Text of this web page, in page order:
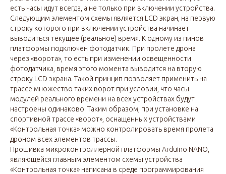
есть часы идут всегда, а не только при включении устройства.
Следующим элементом схемы является LCD экран, на первую
строку которого при включении устройства начинает
выводиться текущее (реальное) время. К одному из пинов
платформы подключен фотодатчик. При пролете дрона
через «ворота», то есть при изменении освещенности
фотодатчика, время этого момента выводится на вторую
строку LCD экрана. Такой принцип позволяет применить на
трассе множество таких ворот при условии, что часы
модулей реального времени на всех устройствах будут
настроены одинаково. Таким образом, при установке на
спортивной трассе «ворот», оснащенных устройствами
«Контрольная точка» можно контролировать время пролета
дроном всех элементов трассы.
Прошивка микроконтроллерной платформы Arduino NANO,
являющейся главным элементом схемы устройства
«Контрольная точка» написана в среде программирования